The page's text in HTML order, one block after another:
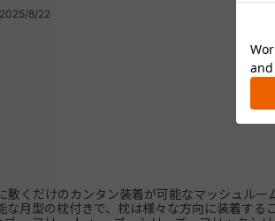
2025/8/22
敷くだけのカンタン装着が可能なマッシュル
な月型の枕付きで、枕は様々な方向に装着する